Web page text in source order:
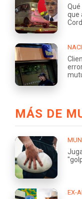
que
MÁS DE
EX-